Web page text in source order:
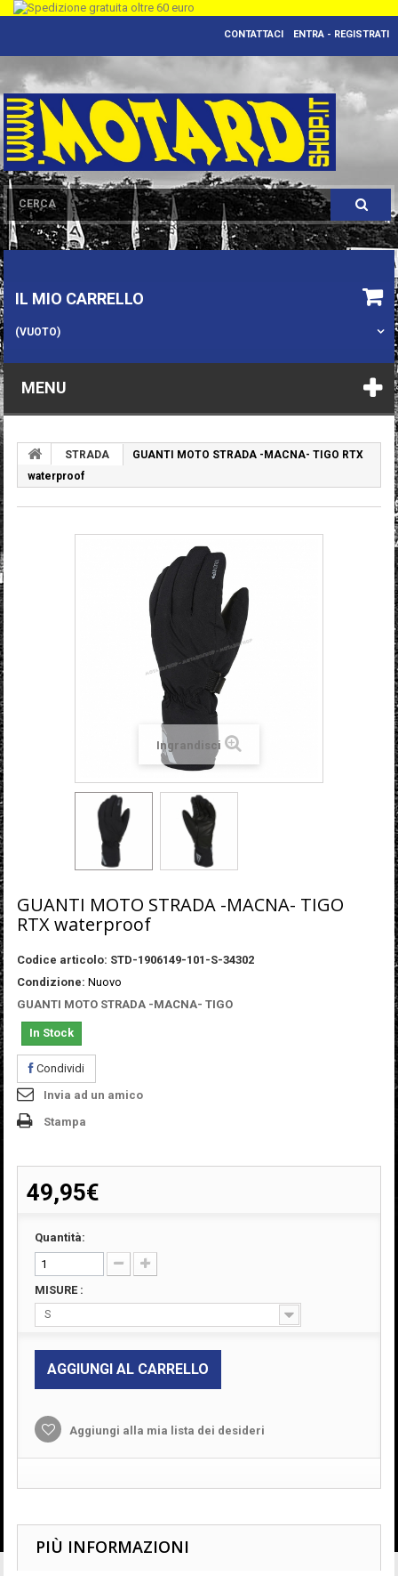
ENTRA - REGISTRATI
CONTATTACI
IL MIO CARRELLO
(VUOTO)
MENU
STRADA
GUANTI MOTO STRADA -MACNA- TIGO RTX
waterproof
Ingrandisci
GUANTI MOTO STRADA -MACNA- TIGO
RTX waterproof
Codice articolo: STD-1906149-101-S-34302
Condizione: Nuovo
GUANTI MOTO STRADA -MACNA- TIGO
In Stock
Condividi
Invia ad un amico
Stampa
49,95€
Quantità:
MISURE :
S
AGGIUNGI AL CARRELLO
Aggiungi alla mia lista dei desideri
PIÙ INFORMAZIONI